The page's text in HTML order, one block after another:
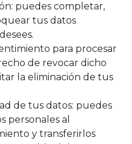
puedes completar,
tus datos
para procesar
de revocar dicho
la eliminación de tus
de tus datos: puedes
personales al
y transferirlos